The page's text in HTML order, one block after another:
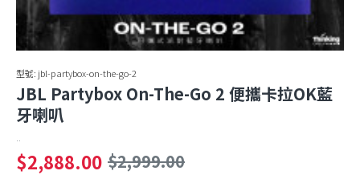
型號: jbl-partybox-on-the-go-2
JBL Partybox On-The-Go 2 便攜卡拉OK藍
牙喇叭
..
$2,888.00 $2,999.00